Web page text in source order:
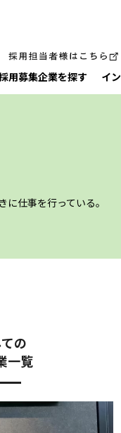
⽤募集企業を探す イ
仕事を行っている。
の
⼀覧